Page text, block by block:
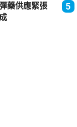
藥供應緊張
5